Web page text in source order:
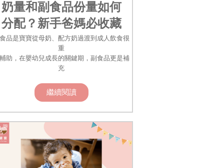
奶量和副食品份量如何
分配？新手爸媽必收藏
的副食品餵食技巧！
品是寶寶從母奶、配方奶過渡到成人飲食很
重
助，在嬰幼兒成長的關鍵期，副食品更是補
充
繼續閱讀